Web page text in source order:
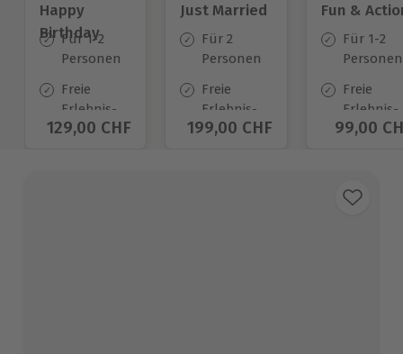
Happy
Birthday
Für 1-2
Personen
Freie
Erlebnis-
Auswahl
Aktueller Preis
129,00 CHF
Just Married
Für 2
Personen
Freie
Erlebnis-
Auswahl
Aktueller Preis
199,00 CHF
Fun &
Für 1-2
Personen
Freie
Erlebnis-
Auswahl
99,00